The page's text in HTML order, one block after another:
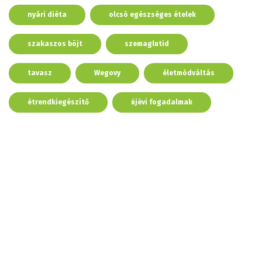
nyári diéta olcsó egészséges ételek
szakaszos böjt szemaglutid
tavasz Wegovy életmódváltás
étrendkiegészítő újévi fogadalmak